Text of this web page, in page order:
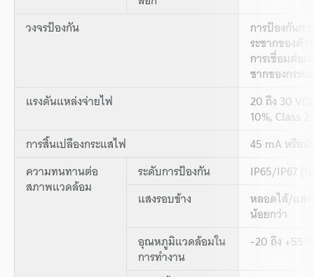
วงจรป้องกัน การป้องกันก
ระชากของตั
การเชื่อมต่อ
ชากของกระ
แรงดันแหล่งจ่ายไฟ
20 ถึง 30
10%, Class 2
การสิ้นเปลืองกระแสไฟ
45 mA หรือ
ความทนทานต่อ
สภาพแวดล้อม
ระดับการป้องกัน
IP65/IP67
แสงรอบข้าง
หลอดไส้/แส
น้อยกว่า
อุณหภูมิแวดล้อมใน
การทำงาน
-20 ถึง +55